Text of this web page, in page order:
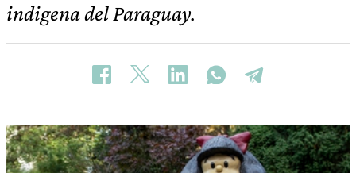
indigena del Paraguay.